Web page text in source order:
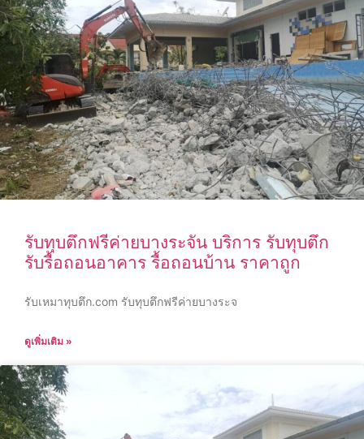
รับทุบตึกฟรีค่ายบางระจัน บริการ รับทุบตึก
รับรื้อถอนอาคาร รื้อถอนบ้าน ราคาถูก
รับเหมาทุบตึก.com รับทุบตึกฟรีค่ายบางระจ
ดูเพิ่มเติม »